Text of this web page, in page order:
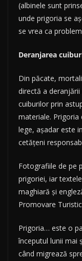
(albinele sunt
unde prigoria se
se vrea ca
Deranjarea
Din păcate,
directă a
cuiburilor prin
materiale.
lege, așadar este
cetățeni
Fotografiile de pe
prigoriei, iar
maghiară și
Promovare
Prigoria… este o
începutul lunii mai
când migrează